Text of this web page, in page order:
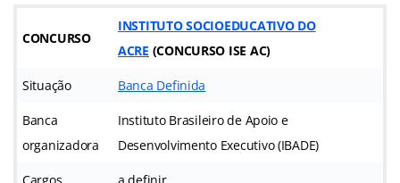
CONCURSO
INSTITUTO SOCIOEDUCATIVO DO
ACRE (CONCURSO ISE AC)
Situação Banca Definida
Banca
organizadora
Instituto Brasileiro de Apoio e
Desenvolvimento Executivo (IBADE)